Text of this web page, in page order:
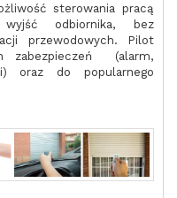
sterowania pracą
odbiornika, bez
przewodowych. Pilot
zabezpieczeń (alarm,
oraz do popularnego